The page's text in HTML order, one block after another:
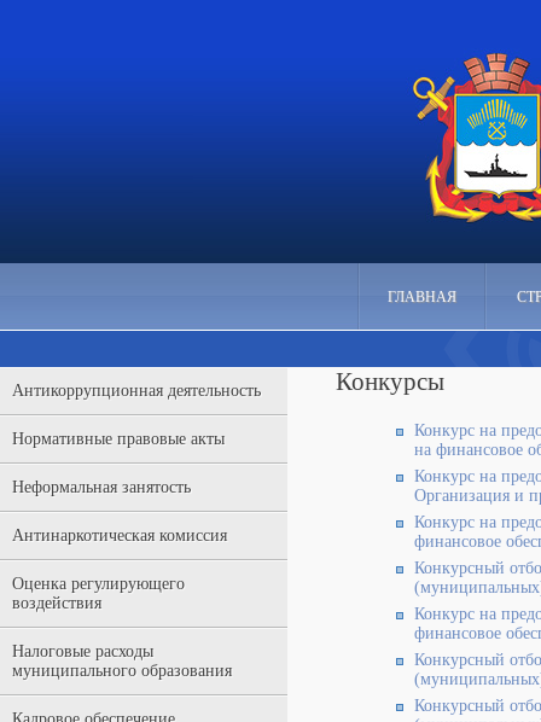
ГЛАВНАЯ
Антикоррупционная деятельность
Нормативные правовые акты
Неформальная занятость
Антинаркотическая комиссия
Оценка регулирующего
воздействия
Налоговые расходы
муниципального образования
Конкурсы
Конкурс на
на финансовое
Конкурс на
Организация и
Конкурс на
финансовое
Конкурсный
Конкурс на
финансовое
Конкурсный
Конкурсный